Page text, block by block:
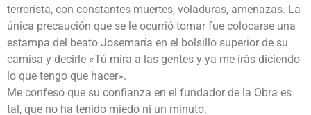
terrorista, con constantes muertes, voladuras, amenazas. La
única precaución que se le ocurrió tomar fue colocarse una
estampa del beato Josemaría en el bolsillo superior de su
camisa y decirle «Tú mira a las gentes y ya me irás diciendo
lo que tengo que hacer».
Me confesó que su confianza en el fundador de la Obra es
tal, que no ha tenido miedo ni un minuto.